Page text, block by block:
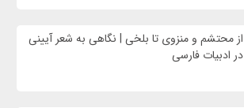
از محتشم و منزوی تا بلخی | نگاهی به شعر آیینی
در ادبیات فارسی